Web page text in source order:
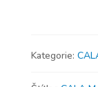
Kategorie: